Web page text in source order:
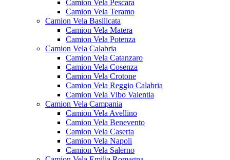
Camion Vela Pescara
Camion Vela Teramo
Camion Vela Basilicata
Camion Vela Matera
Camion Vela Potenza
Camion Vela Calabria
Camion Vela Catanzaro
Camion Vela Cosenza
Camion Vela Crotone
Camion Vela Reggio Calabria
Camion Vela Vibo Valentia
Camion Vela Campania
Camion Vela Avellino
Camion Vela Benevento
Camion Vela Caserta
Camion Vela Napoli
Camion Vela Salerno